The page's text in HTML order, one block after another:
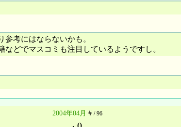
考にはならないかも。
どでマスコミも注目しているようですし。
2004年04月 # / 96
. ()